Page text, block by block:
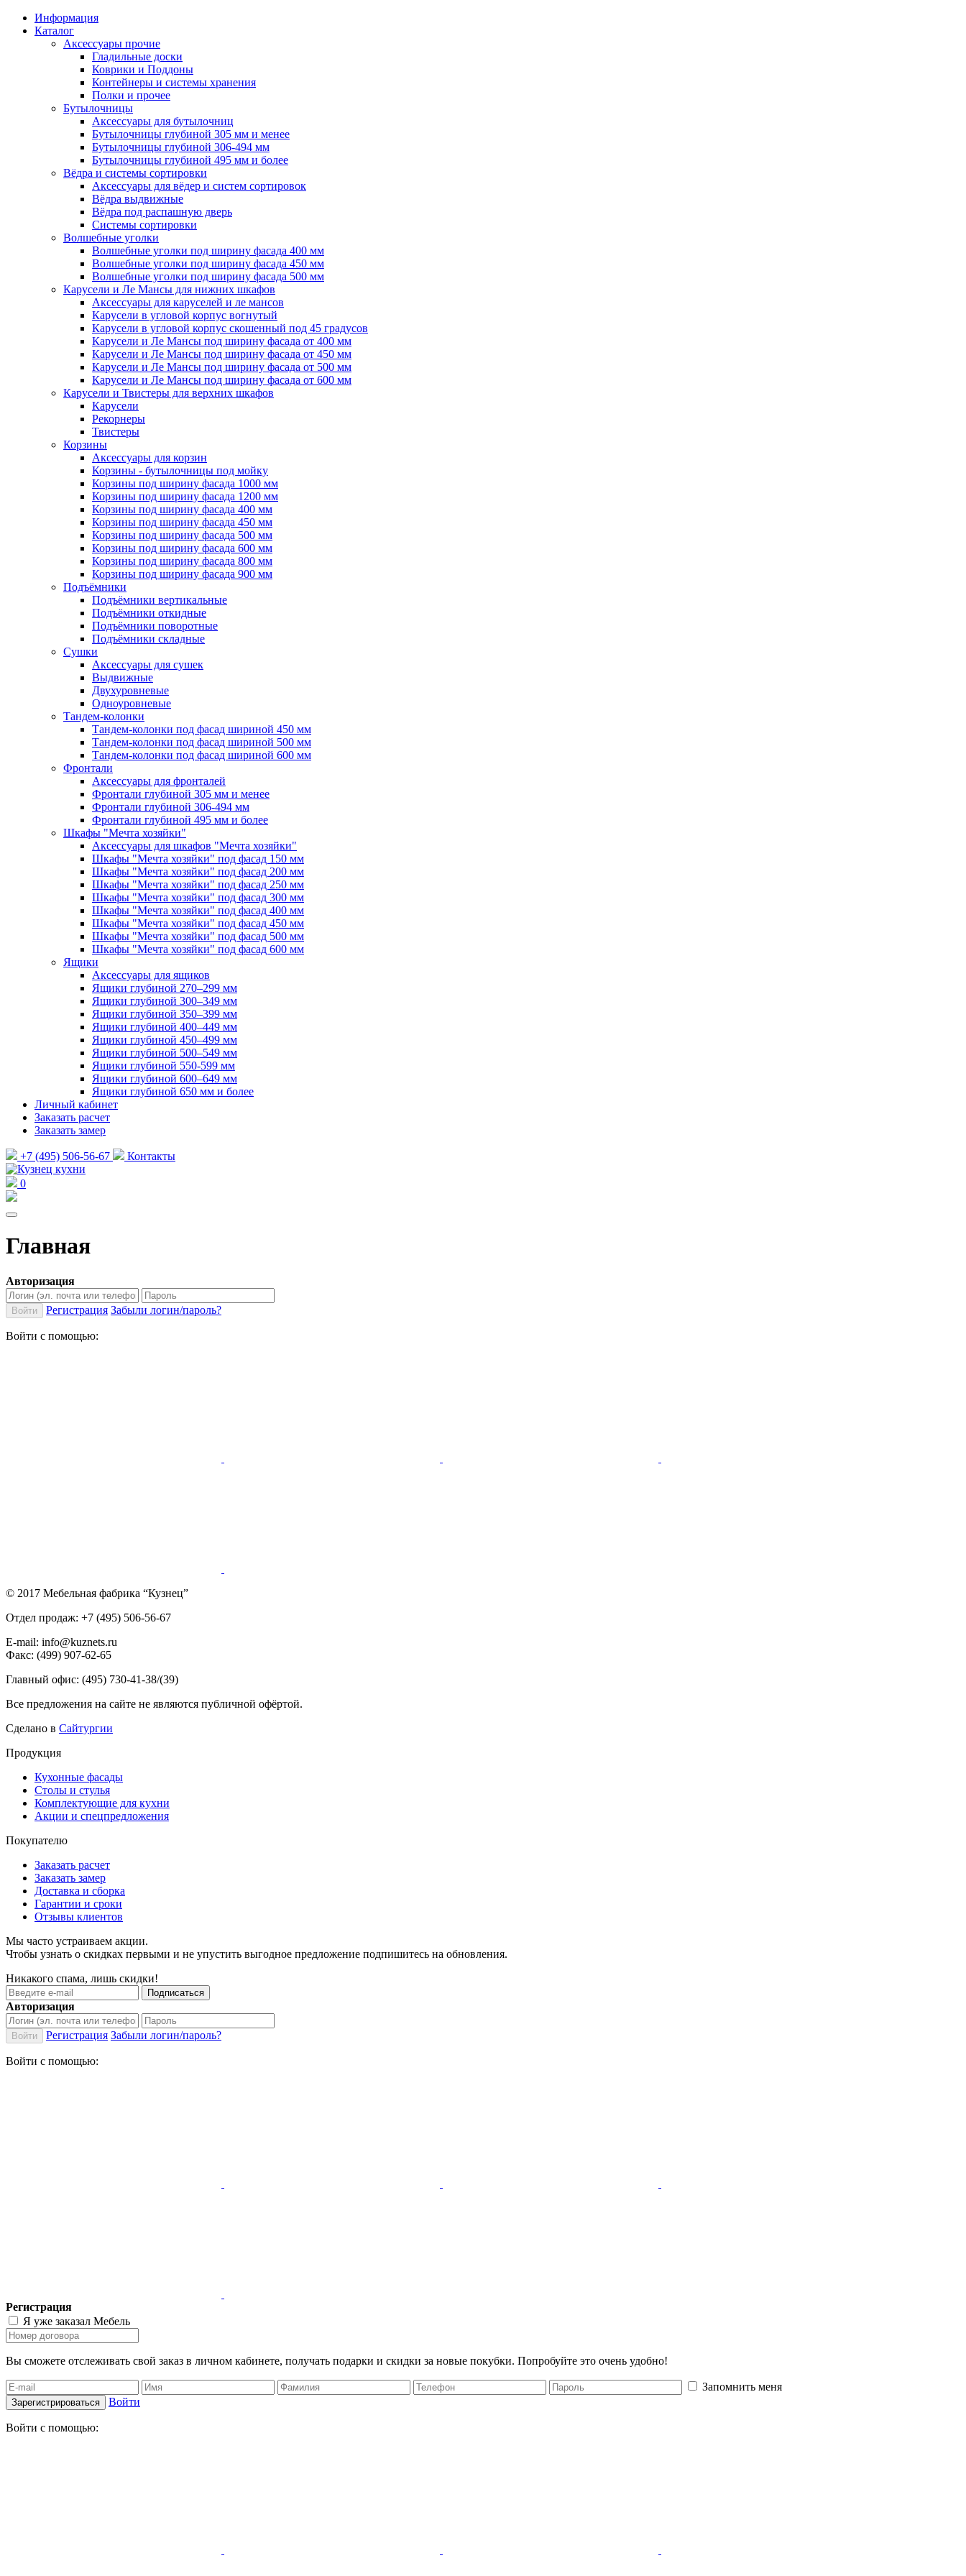
Информация
Каталог
Аксессуары прочие
Гладильные доски
Коврики и Поддоны
Контейнеры и системы хранения
Полки и прочее
Бутылочницы
Аксессуары для бутылочниц
Бутылочницы глубиной 305 мм и менее
Бутылочницы глубиной 306-494 мм
Бутылочницы глубиной 495 мм и более
Вёдра и системы сортировки
Аксессуары для вёдер и систем сортировок
Вёдра выдвижные
Вёдра под распашную дверь
Системы сортировки
Волшебные уголки
Волшебные уголки под ширину фасада 400 мм
Волшебные уголки под ширину фасада 450 мм
Волшебные уголки под ширину фасада 500 мм
Карусели и Ле Мансы для нижних шкафов
Аксессуары для каруселей и ле мансов
Карусели в угловой корпус вогнутый
Карусели в угловой корпус скошенный под 45 градусов
Карусели и Ле Мансы под ширину фасада от 400 мм
Карусели и Ле Мансы под ширину фасада от 450 мм
Карусели и Ле Мансы под ширину фасада от 500 мм
Карусели и Ле Мансы под ширину фасада от 600 мм
Карусели и Твистеры для верхних шкафов
Карусели
Рекорнеры
Твистеры
Корзины
Аксессуары для корзин
Корзины - бутылочницы под мойку
Корзины под ширину фасада 1000 мм
Корзины под ширину фасада 1200 мм
Корзины под ширину фасада 400 мм
Корзины под ширину фасада 450 мм
Корзины под ширину фасада 500 мм
Корзины под ширину фасада 600 мм
Корзины под ширину фасада 800 мм
Корзины под ширину фасада 900 мм
Подъёмники
Подъёмники вертикальные
Подъёмники откидные
Подъёмники поворотные
Подъёмники складные
Сушки
Аксессуары для сушек
Выдвижные
Двухуровневые
Одноуровневые
Тандем-колонки
Тандем-колонки под фасад шириной 450 мм
Тандем-колонки под фасад шириной 500 мм
Тандем-колонки под фасад шириной 600 мм
Фронтали
Аксессуары для фронталей
Фронтали глубиной 305 мм и менее
Фронтали глубиной 306-494 мм
Фронтали глубиной 495 мм и более
Шкафы "Мечта хозяйки"
Аксессуары для шкафов "Мечта хозяйки"
Шкафы "Мечта хозяйки" под фасад 150 мм
Шкафы "Мечта хозяйки" под фасад 200 мм
Шкафы "Мечта хозяйки" под фасад 250 мм
Шкафы "Мечта хозяйки" под фасад 300 мм
Шкафы "Мечта хозяйки" под фасад 400 мм
Шкафы "Мечта хозяйки" под фасад 450 мм
Шкафы "Мечта хозяйки" под фасад 500 мм
Шкафы "Мечта хозяйки" под фасад 600 мм
Ящики
Аксессуары для ящиков
Ящики глубиной 270–299 мм
Ящики глубиной 300–349 мм
Ящики глубиной 350–399 мм
Ящики глубиной 400–449 мм
Ящики глубиной 450–499 мм
Ящики глубиной 500–549 мм
Ящики глубиной 550-599 мм
Ящики глубиной 600–649 мм
Ящики глубиной 650 мм и более
Личный кабинет
Заказать расчет
Заказать замер
+7 (495) 506-56-67 Контакты
0
Главная
Авторизация
Войти Регистрация Забыли логин/пароль?
Войти с помощью:
© 2017 Мебельная фабрика “Кузнец”
Отдел продаж: +7 (495) 506-56-67
E-mail: info@kuznets.ru
Факс: (499) 907-62-65
Главный офис: (495) 730-41-38/(39)
Все предложения на сайте не являются публичной офёртой.
Сделано в Сайтургии
Продукция
Кухонные фасады
Столы и стулья
Комплектующие для кухни
Акции и спецпредложения
Покупателю
Заказать расчет
Заказать замер
Доставка и сборка
Гарантии и сроки
Отзывы клиентов
Мы часто устраиваем акции.
Чтобы узнать о скидках первыми и не упустить выгодное предложение подпишитесь на обновления.
Никакого спама, лишь скидки!
Подписаться
Авторизация
Войти Регистрация Забыли логин/пароль?
Войти с помощью:
Регистрация
Я уже заказал Мебель
Вы сможете отслеживать свой заказ в личном кабинете, получать подарки и скидки за новые покубки. Попробуйте это очень удобно!
Запомнить меня
Зарегистрироваться Войти
Войти с помощью: